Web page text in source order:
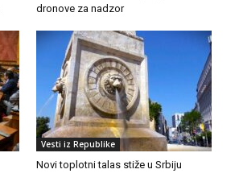
dronove za nadzor
Vesti iz Republike
Novi toplotni talas stiže u Srbiju